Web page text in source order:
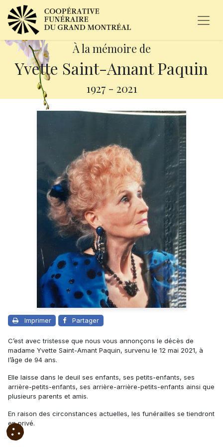
À la mémoire de
Yvette Saint-Amant Paquin
1927 - 2021
Imprimer Partager
C’est avec tristesse que nous vous annonçons le décès de
madame Yvette Saint-Amant Paquin, survenu le 12 mai 2021, à
l’âge de 94 ans.
Elle laisse dans le deuil ses enfants, ses petits-enfants, ses
arrière-petits-enfants, ses arrière-arrière-petits-enfants ainsi que
plusieurs parents et amis.
En raison des circonstances actuelles, les funérailles se tiendront
en privé.